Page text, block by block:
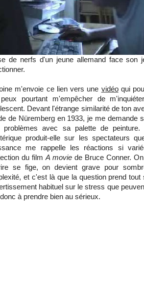
de nerfs d'un jeune allemand face son
m'envoie ce lien vers une vidéoqui
pourtant m'empêcher de
Devant l'étrange similarité de ton
de Nüremberg en 1933, je me demande
problèmes avec sa palette de
produit-elle sur les spectateurs
me rappelle les réactions si
du film A movie de Bruce Conner.
se fige, on devient grave pour
et c'est là que la question prend
habituel sur le stress que
à prendre bien au sérieux.